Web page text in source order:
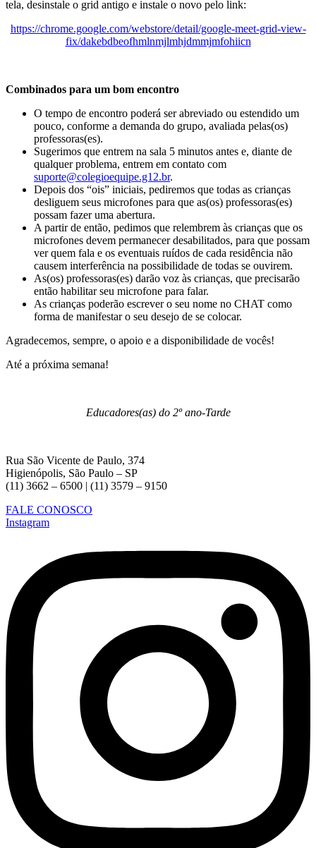
tela, desinstale o grid antigo e instale o novo pelo link:
https://chrome.google.com/webstore/detail/google-meet-grid-view-
fix/dakebdbeofhmlnmjlmhjdmmjmfohiicn
Combinados para um bom encontro
O tempo de encontro poderá ser abreviado ou estendido um
pouco, conforme a demanda do grupo, avaliada pelas(os)
professoras(es).
Sugerimos que entrem na sala 5 minutos antes e, diante de
qualquer problema, entrem em contato com
suporte@colegioequipe.g12.br.
Depois dos “ois” iniciais, pediremos que todas as crianças
desliguem seus microfones para que as(os) professoras(es)
possam fazer uma abertura.
A partir de então, pedimos que relembrem às crianças que os
microfones devem permanecer desabilitados, para que possam
ver quem fala e os eventuais ruídos de cada residência não
causem interferência na possibilidade de todas se ouvirem.
As(os) professoras(es) darão voz às crianças, que precisarão
então habilitar seu microfone para falar.
As crianças poderão escrever o seu nome no CHAT como
forma de manifestar o seu desejo de se colocar.
Agradecemos, sempre, o apoio e a disponibilidade de vocês!
Até a próxima semana!
Educadores(as) do 2º ano-Tarde
Rua São Vicente de Paulo, 374
Higienópolis, São Paulo – SP
(11) 3662 – 6500 | (11) 3579 – 9150
FALE CONOSCO
Instagram